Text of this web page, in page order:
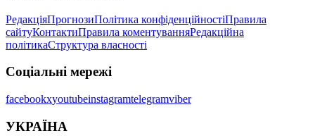
РедакціяПрогнозиПолітика конфіденційностіПравила
сайтуКонтактиПравила коментуванняРедакційна
політикаСтруктура власності
Соціальні мережі
facebookxyoutubeinstagramtelegramviber
УКРАЇНА